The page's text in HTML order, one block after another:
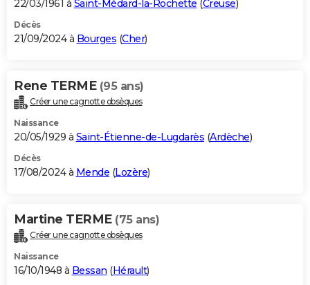
22/03/1961 à Saint-Médard-la-Rochette (Creuse)
Décès
21/09/2024 à Bourges (Cher)
Rene TERME (95 ans)
Créer une cagnotte obsèques
Naissance
20/05/1929 à Saint-Étienne-de-Lugdarès (Ardèche)
Décès
17/08/2024 à Mende (Lozère)
Martine TERME (75 ans)
Créer une cagnotte obsèques
Naissance
16/10/1948 à Bessan (Hérault)